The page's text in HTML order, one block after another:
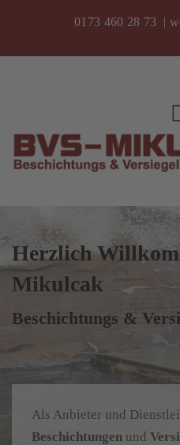
0173 460 28 73 |
Herzlich
Mikulcak
Beschichtungs &
Als Anbieter und
Beschichtungen und